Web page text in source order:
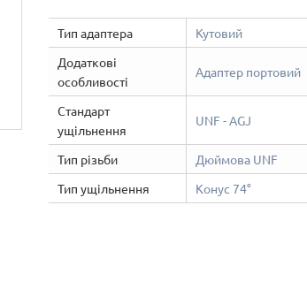
Тип адаптера
Кутовий
Додаткові
особливості
Адаптер портовий
Стандарт
ущільнення
UNF - AGJ
Тип різьби
Дюймова UNF
Тип ущільнення
Конус 74°